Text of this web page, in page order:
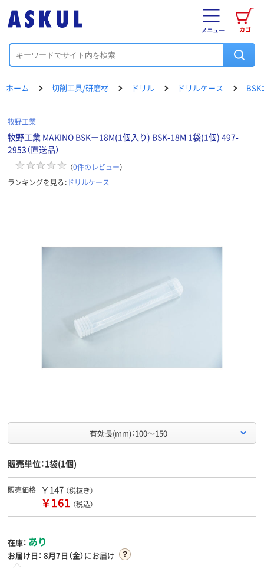
カゴ
メニュー
ホーム 切削工具/研磨材 ドリル ドリルケース BSK
牧野工業
牧野工業 MAKINO BSKー18M(1個入り) BSK-18M 1袋(1個) 497-
2953（直送品）
（0件のレビュー）
ランキングを見る： ドリルケース
有効長(mm)：100～150
販売単位：1袋(1個)
販売価格 ￥147 （税抜き）
￥161 （税込）
在庫： あり
お届け日： 8月7日（金）にお届け